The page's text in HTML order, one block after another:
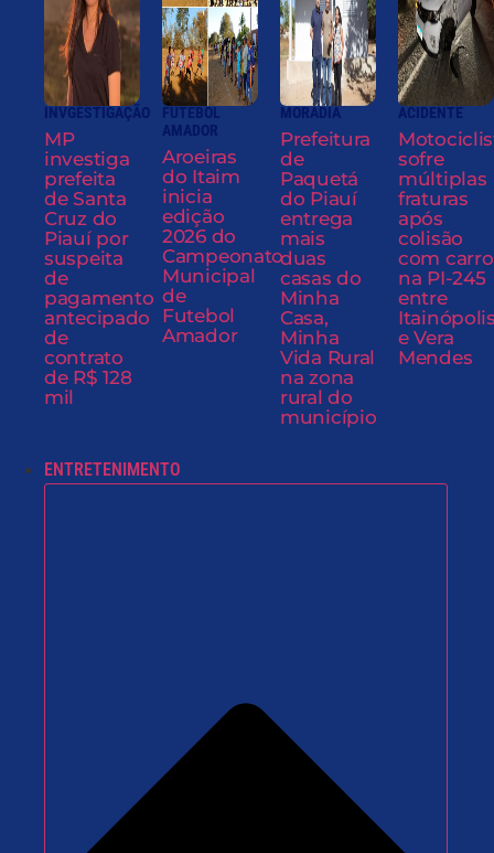
INVGESTIGAÇÃO
MP
investiga
prefeita
de Santa
Cruz do
Piauí por
suspeita
de
pagamento
antecipado
de
contrato
de R$ 128
mil
FUTEBOL
AMADOR
Aroeiras
do Itaim
inicia
edição
2026 do
Campeonato
Municipal
de
Futebol
Amador
MORADIA
Prefeitura
de
Paquetá
do Piauí
entrega
mais
duas
casas do
Minha
Casa,
Minha
Vida Rural
na zona
rural do
município
ACIDENTE
sofre
múltiplas
fraturas
após
colisão
com carro
na PI-245
entre
e Vera
Mendes
ENTRETENIMENTO